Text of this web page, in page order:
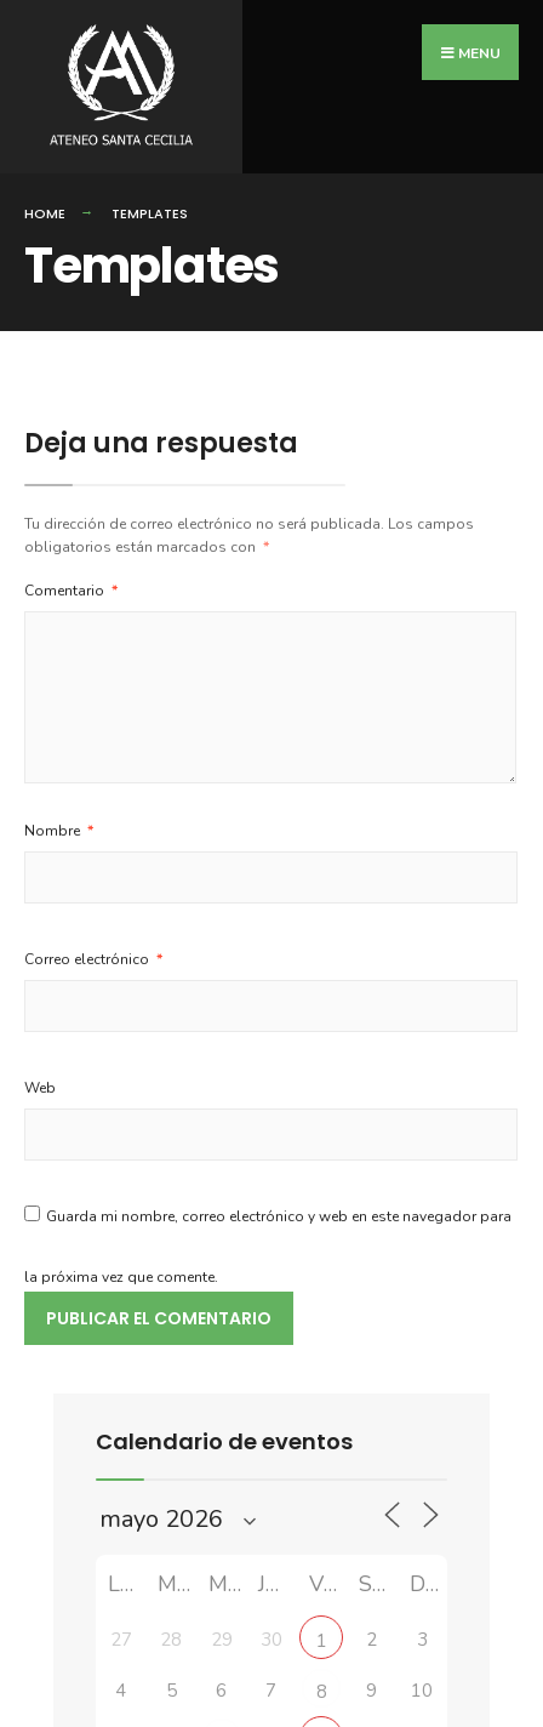
MENU
HOME TEMPLATES
Templates
Deja una respuesta
Tu dirección de correo electrónico no será publicada. Los campos
obligatorios están marcados con *
Comentario *
Nombre *
Correo electrónico *
Web
Guarda mi nombre, correo electrónico y web en este navegador para
la próxima vez que comente.
Calendario de eventos
LUN MAR MIÉ JUE VIE SÁB DOM
27 28 29 30 1 2 3
4 5 6 7 8 9 10